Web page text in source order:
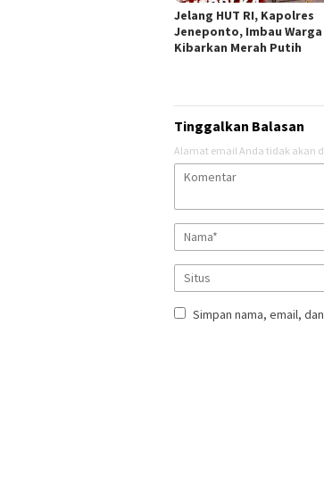
Jelang HUT RI, Kapolres
Jeneponto, Imbau Warga
Kibarkan Merah Putih
Tinggalkan Balasan
Alamat email Anda tidak akan
Simpan nama, email,